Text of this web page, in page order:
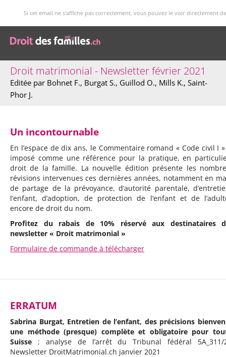
Si cet email ne s'affiche pas correctement, vous pouvez le voir directement
Droit matrimonial - Newsletter février 2021
Editée par Bohnet F., Burgat S., Guillod O., Mills K., Saint-
Phor J.
Un incontournable
En l’espace de dix ans, le Commentaire romand « Code civil I »
imposé comme une référence pour la pratique, en
droit de la famille. La nouvelle édition présente les
révisions intervenues ces dernières années, notamment en
de partage de la prévoyance, d’autorité parentale,
l’enfant, d’adoption, de protection de l’enfant et de
encore de droit du nom.
Profitez du rabais de 10% réservé aux destinataires
newsletter « Droit matrimonial »
Formulaire de commande à télécharger
ERRATUM
Sabrina Burgat, Entretien de l’enfant, des précisions
une méthode (presque) complète et obligatoire pour
Suisse ; analyse de l’arrêt du Tribunal fédéral 5A_311/
Newsletter DroitMatrimonial.ch janvier 2021